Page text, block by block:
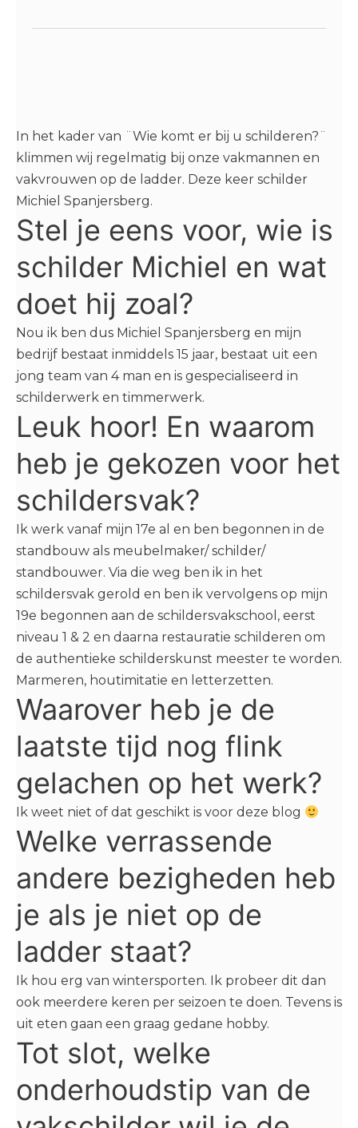
In het kader van ¨Wie komt er bij u schilderen?¨
klimmen wij regelmatig bij onze vakmannen en
vakvrouwen op de ladder. Deze keer schilder
Michiel Spanjersberg.
Stel je eens voor, wie is
schilder Michiel en wat
doet hij zoal?
Nou ik ben dus Michiel Spanjersberg en mijn
bedrijf bestaat inmiddels 15 jaar, bestaat uit een
jong team van 4 man en is gespecialiseerd in
schilderwerk en timmerwerk.
Leuk hoor! En waarom
heb je gekozen voor het
schildersvak?
Ik werk vanaf mijn 17e al en ben begonnen in de
standbouw als meubelmaker/ schilder/
standbouwer. Via die weg ben ik in het
schildersvak gerold en ben ik vervolgens op mijn
19e begonnen aan de schildersvakschool, eerst
niveau 1 & 2 en daarna restauratie schilderen om
de authentieke schilderskunst meester te worden.
Marmeren, houtimitatie en letterzetten.
Waarover heb je de
laatste tijd nog flink
gelachen op het werk?
Ik weet niet of dat geschikt is voor deze blog
Welke verrassende
andere bezigheden heb
je als je niet op de
ladder staat?
Ik hou erg van wintersporten. Ik probeer dit dan
ook meerdere keren per seizoen te doen. Tevens is
uit eten gaan een graag gedane hobby.
Tot slot, welke
onderhoudstip van de